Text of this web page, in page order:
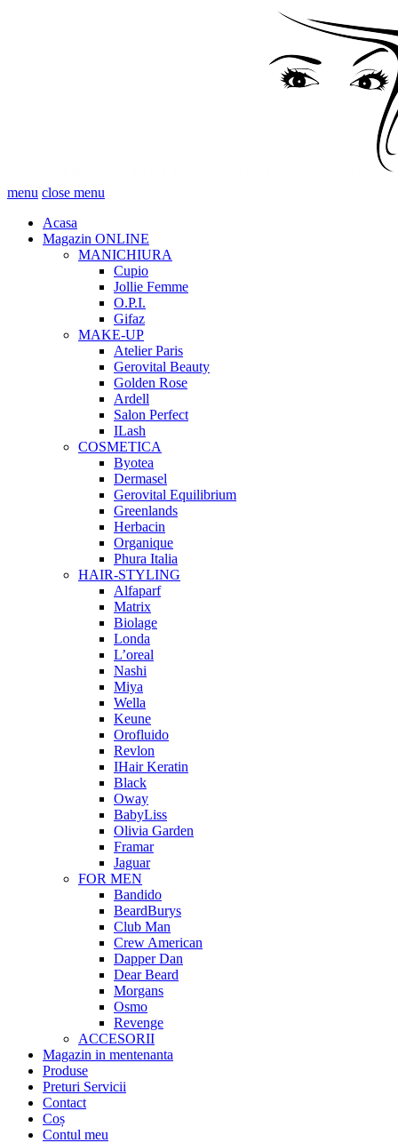
menu close menu
Acasa
Magazin ONLINE
MANICHIURA
Cupio
Jollie Femme
O.P.I.
Gifaz
MAKE-UP
Atelier Paris
Gerovital Beauty
Golden Rose
Ardell
Salon Perfect
ILash
COSMETICA
Byotea
Dermasel
Gerovital Equilibrium
Greenlands
Herbacin
Organique
Phura Italia
HAIR-STYLING
Alfaparf
Matrix
Biolage
Londa
L’oreal
Nashi
Miya
Wella
Keune
Orofluido
Revlon
IHair Keratin
Black
Oway
BabyLiss
Olivia Garden
Framar
Jaguar
FOR MEN
Bandido
BeardBurys
Club Man
Crew American
Dapper Dan
Dear Beard
Morgans
Osmo
Revenge
ACCESORII
Magazin in mentenanta
Produse
Preturi Servicii
Contact
Coș
Contul meu